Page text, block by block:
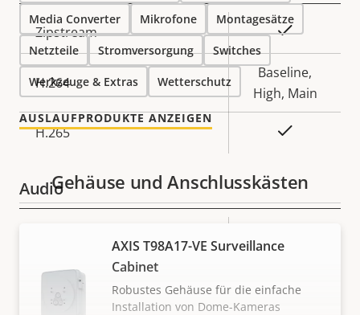
Eigentumsbeschreibung Eigentumswert
Zipstream Ja
H.264
Baseline,
High, Main
H.265
Audio
Netzwerk
Media Converter Mikrofone Montagesätze
Netzteile Stromversorgung Switches
Werkzeuge & Extras Wetterschutz
AUSLAUFPRODUKTE ANZEIGEN
Gehäuse und Anschlusskästen
AXIS T98A17-VE Surveillance
Cabinet
Robustes Gehäuse für die einfache
Installation von Dome-Kameras